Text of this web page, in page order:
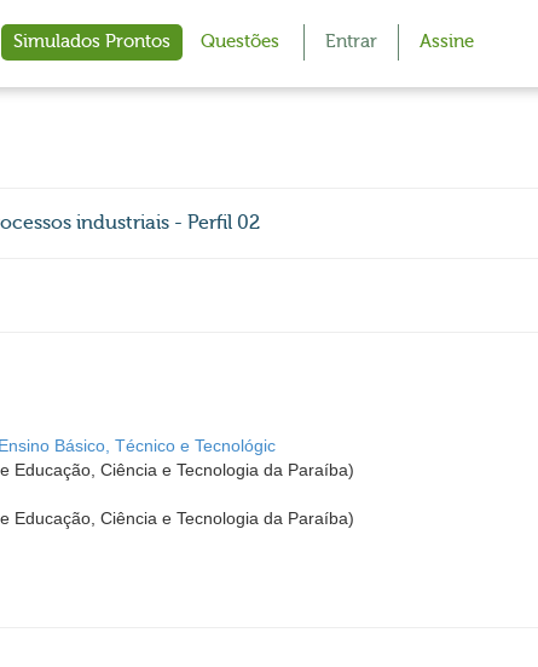
Simulados Prontos Questões Entrar Assine
industriais - Perfil 02
Básico, Técnico e Tecnológic
Educação, Ciência e Tecnologia da Paraíba)
Educação, Ciência e Tecnologia da Paraíba)